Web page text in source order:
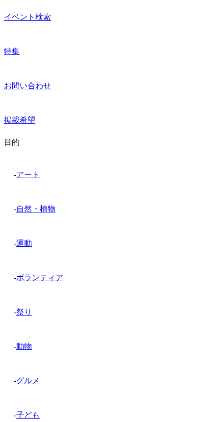
イベント検索
特集
お問い合わせ
掲載希望
目的
-アート
-自然・植物
-運動
-ボランティア
-祭り
-動物
-グルメ
-子ども